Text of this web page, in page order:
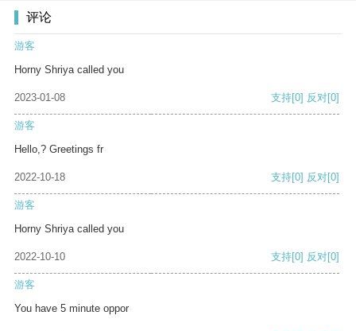
评论
游客
Horny Shriya called you
2023-01-08 支持[0] 反对[0]
游客
Hello,? Greetings fr
2022-10-18 支持[0] 反对[0]
游客
Horny Shriya called you
2022-10-10 支持[0] 反对[0]
游客
You have 5 minute oppor